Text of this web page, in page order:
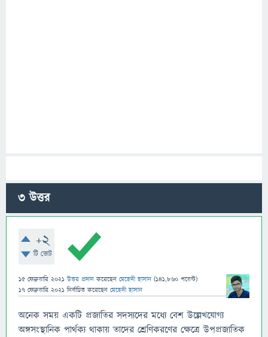
3উত্তর
+2
টি ভোট
15 ফেব্রুয়ারি 2021 উত্তর প্রদান করেছেন মেহেদী হাসান (141,860 পয়েন্ট)
17 ফেব্রুয়ারি 2021 নির্বাচিত করেছেন মেহেদী হাসান
অনেক সময় একটি প্রজাতির সদস্যদের মধ্যে বেশ উল্লেখযােগ্য
অঙ্গসংস্থানিক পার্থক্য থাকায় তাদের শ্রেণিকরণের ক্ষেত্রে উপপ্রজাতিক